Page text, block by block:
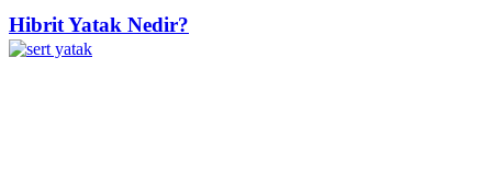
Hibrit Yatak Nedir?